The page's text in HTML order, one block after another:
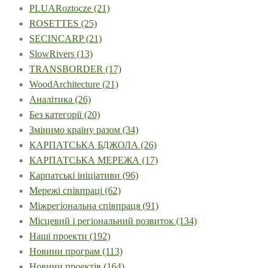
PLUARoztocze (21)
ROSETTES (25)
SECINCARP(21)
SlowRivers (13)
TRANSBORDER (17)
WoodArchitecture (21)
Аналітика (26)
Без категорії(20)
Змінимо країну разом (34)
КАРПАТСЬКА БДЖОЛА (26)
КАРПАТСЬКА МЕРЕЖА (17)
Карпатські ініціативи (96)
Мережі співпраці (62)
Міжрегіональна співпраця (91)
Місцевий і регіональний розвиток (134)
Наші проекти (192)
Новини програм (113)